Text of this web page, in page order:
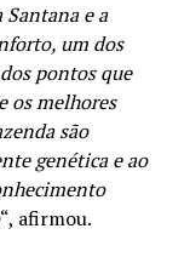
e a
um dos
pontos que
os melhores
são
genética e ao
“, afirmou.